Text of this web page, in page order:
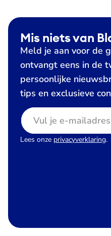
Mis niets van
Meld je aan voor de
ontvangt eens in de
persoonlijke
tips en exclusieve
E-mailadres
Lees onze privacyverklaring.